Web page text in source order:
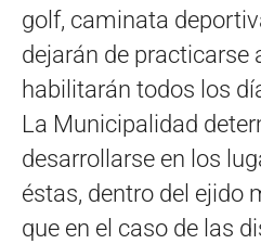
golf, caminata
dejarán de practicarse
habilitarán todos los
La Municipalidad
desarrollarse en los
éstas, dentro del ejido
que en el caso de las